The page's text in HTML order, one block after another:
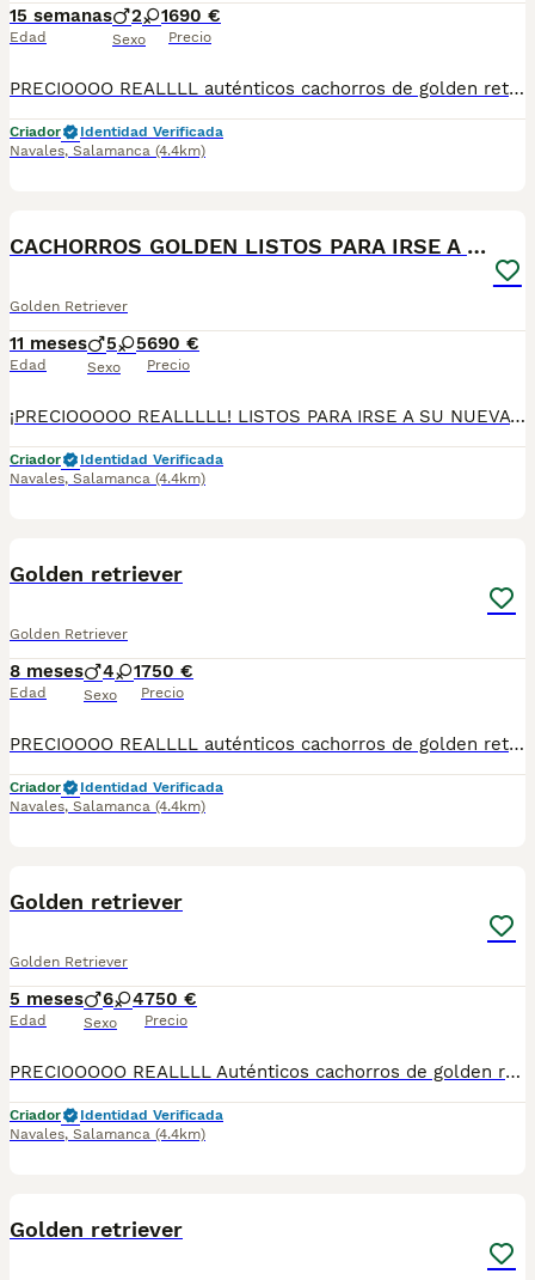
15 semanas
Edad
2 1
Sexo
690 €
Precio
PRECIOOOO REALLLL auténticos cachorros de golden retriever listos para entregar Nada de reservas ni adelantos de dinero Ven a ver el cachorro lo eliges y te lo llevas Media vida dedicada únicamente a la cría y selección de esta raza
Criador
Identidad Verificada
Navales, Salamanca (4.4km)
CACHORROS GOLDEN LISTOS PARA IRSE A SU NUEVA CASA!
Golden Retriever
11 meses
Edad
5 5
Sexo
690 €
Precio
¡PRECIOOOOO REALLLLL! LISTOS PARA IRSE A SU NUEVA CASITA!!!! auténticos cachorros de golden retriever de la mejor linea actual en España Toda la vida dedicada a la cria de esta raza tan especial Se pueden venir a recoger ya están listos para entregar Nada de reservas ni adelantos de dinero ven a nuestras instalaciones y elige a tu compañero de vida
Criador
Identidad Verificada
Navales, Salamanca (4.4km)
Golden retriever
Golden Retriever
8 meses
Edad
4 1
Sexo
750 €
Precio
PRECIOOOO REALLLL auténticos cachorros de golden retriever Más de 20 años de experiencia específica en esta raza Se puede visitar sin compromiso
Criador
Identidad Verificada
Navales, Salamanca (4.4km)
Golden retriever
Golden Retriever
5 meses
Edad
6 4
Sexo
750 €
Precio
PRECIOOOOO REALLLL Auténticos cachorros de golden retriever se pueden venir a ver sin compromiso Muchos años de experiencia con esta única raza nietos de campeones
Criador
Identidad Verificada
Navales, Salamanca (4.4km)
Golden retriever